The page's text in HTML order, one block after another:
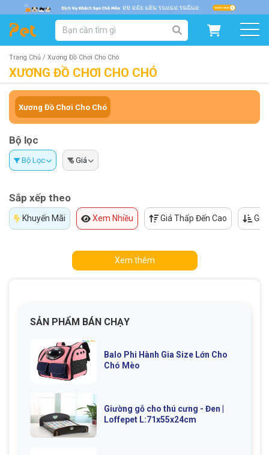
DANH MỤC SẢN PHẨM
SẢN PHẨM DÀNH CHO MÈO
SẨN PHẨM THEO THƯƠNG HIỆU
DỊCH VỤ
Khách sạn chó mèo
Dịch vụ cắt tỉa lông chó
mèo
Trang Chủ / Xương Đồ Chơi Cho Chó
XƯƠNG ĐỒ CHƠI CHO CHÓ
Xương Đồ Chơi Cho Chó
Bộ lọc
Bộ Lọc Giá
Sắp xếp theo
Khuyến Mãi Xem Nhiều Giá Thấp Đến Cao Giá
Xem thêm
SẢN PHẨM BÁN CHẠY
Balo Phi Hành Gia Size Lớn Cho
Chó Mèo
Giường gỗ cho thú cưng - Đen |
Loffepet L:71x55x24cm